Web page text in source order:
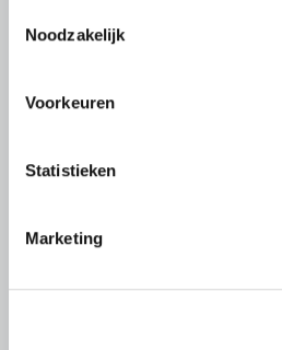
Noodzakelijk
Voorkeuren
Statistieken
Marketing
23 JANUARI 2020
vraagt om betere
Het advies van de commissie
Raad voor het Regeringsbeleid